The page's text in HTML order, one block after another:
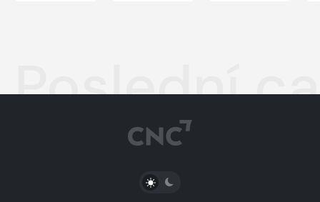
Poslední
PŘEPNOUT SVĚTLÝ/TMAVÝ REŽIM